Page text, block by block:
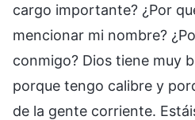
cargo importante? ¿Por
mencionar mi nombre?
conmigo? Dios tiene muy
porque tengo calibre y
de la gente corriente.